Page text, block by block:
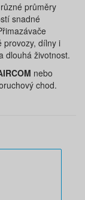
průměry
snadné
provozy, dílny i
dlouhá životnost.
nebo
chod.